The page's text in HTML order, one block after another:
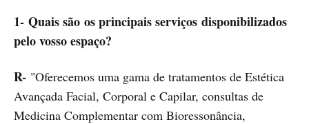
1- Quais são os principais serviços disponibilizados
pelo vosso espaço?
R- "Oferecemos uma gama de tratamentos de Estética
Avançada Facial, Corporal e Capilar, consultas de
Medicina Complementar com Bioressonância,